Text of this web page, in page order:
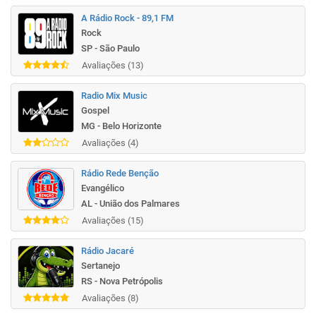
A Rádio Rock - 89,1 FM
Rock
SP - São Paulo
Avaliações (13)
Radio Mix Music
Gospel
MG - Belo Horizonte
Avaliações (4)
Rádio Rede Benção
Evangélico
AL - União dos Palmares
Avaliações (15)
Rádio Jacaré
Sertanejo
RS - Nova Petrópolis
Avaliações (8)